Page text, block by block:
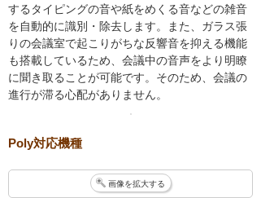
するタイピングの音や紙をめくる音などの雑音
を自動的に識別・除去します。また、ガラス張
りの会議室で起こりがちな反響音を抑える機能
も搭載しているため、会議中の音声をより明瞭
に聞き取ることが可能です。そのため、会議の
進行が滞る心配がありません。
Poly対応機種
画像を拡大する